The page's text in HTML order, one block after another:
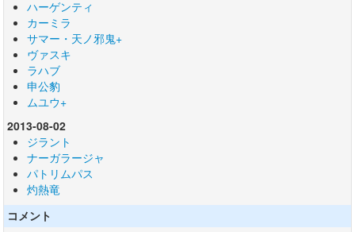
ハーゲンティ
カーミラ
サマー・天ノ邪鬼+
ヴァスキ
ラハブ
申公豹
ムユウ+
2013-08-02
ジラント
ナーガラージャ
パトリムパス
灼熱竜
コメント